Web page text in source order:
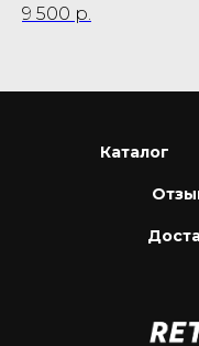
9 500 р.
Каталог